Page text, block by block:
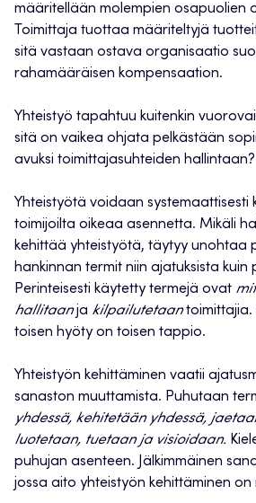
määritellään molempien osapuolien
Toimittaja tuottaa määriteltyjä
sitä vastaan ostava organisaatio
rahamääräisen kompensaation.
Yhteistyö tapahtuu kuitenkin
sitä on vaikea ohjata pelkästään
avuksi toimittajasuhteiden hallintaan?
Yhteistyötä voidaan systemaattisesti
toimijoilta oikeaa asennetta. Mikäli
kehittää yhteistyötä, täytyy unohtaa
hankinnan termit niin ajatuksista kuin
Perinteisesti käytetty termejä ovat
hallitaanja kilpailutetaantoimittajia.
toisen hyöty on toisen tappio.
Yhteistyön kehittäminen vaatii
sanaston muuttamista. Puhutaan
yhdessä, kehitetään yhdessä,
luotetaan, tuetaan ja visioidaan.
puhujan asenteen. Jälkimmäinen
jossa aito yhteistyön kehittäminen on